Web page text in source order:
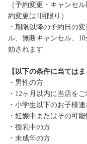
［予約変更・キャンセ
約変更は1回限り）
・期限以降の予約日の
ル、無断キャンセル、
効されます
【以下の条件に当ては
・男性の方
・12ヶ月以内に当店を
・小学生以下のお子様
・妊娠中またはその可
・授乳中の方
・未成年の方